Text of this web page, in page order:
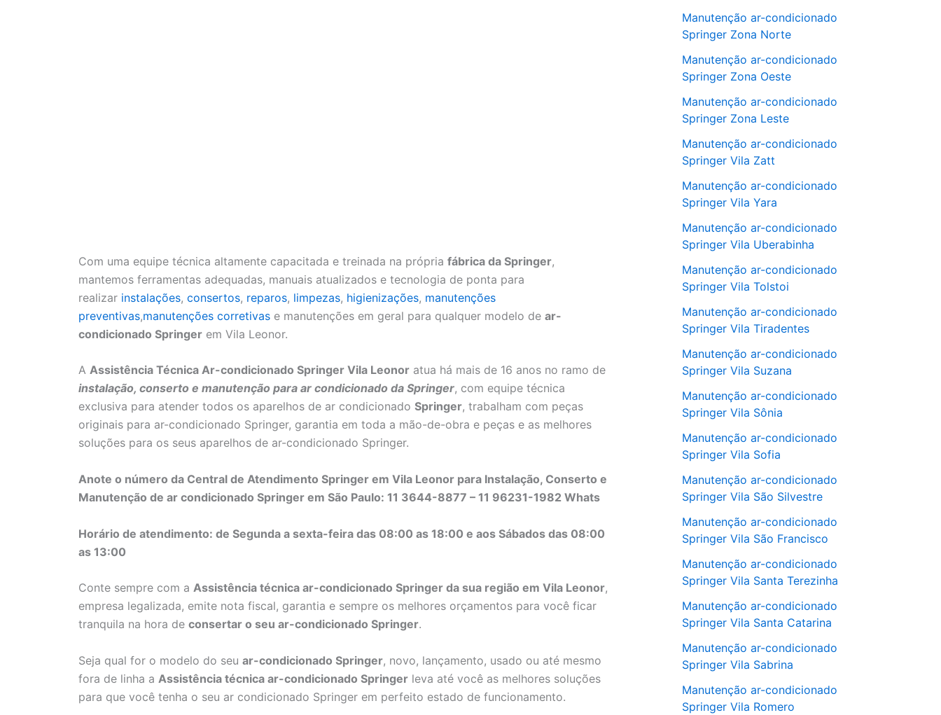
Com uma equipe técnica altamente capacitada e treinada na própria fábrica da Springer,
mantemos ferramentas adequadas, manuais atualizados e tecnologia de ponta para
realizar instalações, consertos, reparos, limpezas, higienizações, manutenções
preventivas,manutenções corretivas e manutenções em geral para qualquer modelo de ar-
condicionado Springer em Vila Leonor.
A Assistência Técnica Ar-condicionado Springer Vila Leonor atua há mais de 16 anos no ramo de
instalação, conserto e manutenção para ar condicionado da Springer, com equipe técnica
exclusiva para atender todos os aparelhos de ar condicionado Springer, trabalham com peças
originais para ar-condicionado Springer, garantia em toda a mão-de-obra e peças e as melhores
soluções para os seus aparelhos de ar-condicionado Springer.
Anote o número da Central de Atendimento Springer em Vila Leonor para Instalação, Conserto e
Manutenção de ar condicionado Springer em São Paulo: 11 3644-8877 – 11 96231-1982 Whats
Horário de atendimento: de Segunda a sexta-feira das 08:00 as 18:00 e aos Sábados das 08:00
as 13:00
Conte sempre com a Assistência técnica ar-condicionado Springer da sua região em Vila Leonor,
empresa legalizada, emite nota fiscal, garantia e sempre os melhores orçamentos para você ficar
tranquila na hora de consertar o seu ar-condicionado Springer.
Seja qual for o modelo do seu ar-condicionado Springer, novo, lançamento, usado ou até mesmo
fora de linha a Assistência técnica ar-condicionado Springer leva até você as melhores soluções
para que você tenha o seu ar condicionado Springer em perfeito estado de funcionamento.
Manutenção ar-condicionado
Springer Zona Norte
Manutenção ar-condicionado
Springer Zona Oeste
Manutenção ar-condicionado
Springer Zona Leste
Manutenção ar-condicionado
Springer Vila Zatt
Manutenção ar-condicionado
Springer Vila Yara
Manutenção ar-condicionado
Springer Vila Uberabinha
Manutenção ar-condicionado
Springer Vila Tolstoi
Manutenção ar-condicionado
Springer Vila Tiradentes
Manutenção ar-condicionado
Springer Vila Suzana
Manutenção ar-condicionado
Springer Vila Sônia
Manutenção ar-condicionado
Springer Vila Sofia
Manutenção ar-condicionado
Springer Vila São Silvestre
Manutenção ar-condicionado
Springer Vila São Francisco
Manutenção ar-condicionado
Springer Vila Santa Terezinha
Manutenção ar-condicionado
Springer Vila Santa Catarina
Manutenção ar-condicionado
Springer Vila Sabrina
Manutenção ar-condicionado
Springer Vila Romero